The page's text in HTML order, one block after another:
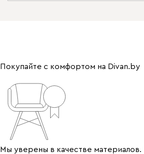
Покупайте с комфортом на Divan.by
Мы уверены в качестве материалов.